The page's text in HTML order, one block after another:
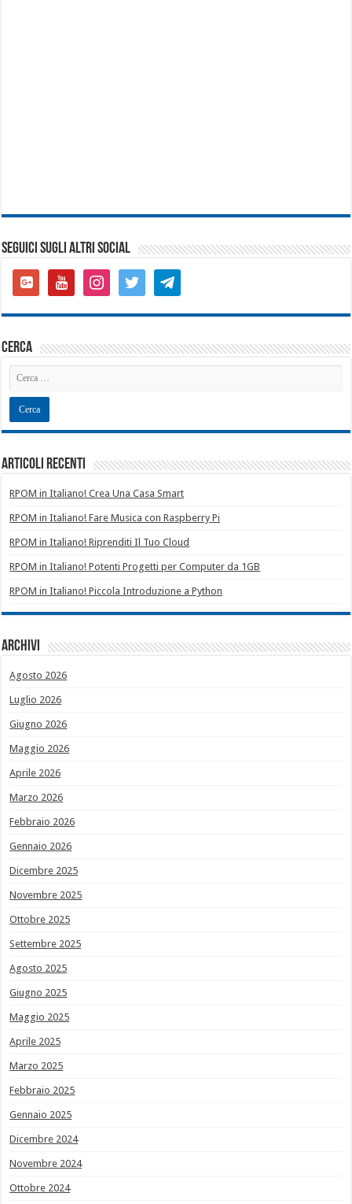
SEGUICI SUGLI ALTRI SOCIAL
google-
plus-
youtubeinstagramtwitter telegram
cerca
Articoli recenti
RPOM in Italiano! Crea Una Casa Smart
RPOM in Italiano! Fare Musica con Raspberry Pi
RPOM in Italiano! Riprenditi Il Tuo Cloud
RPOM in Italiano! Potenti Progetti per Computer da 1GB
RPOM in Italiano! Piccola Introduzione a Python
Archivi
Agosto 2026
Luglio 2026
Giugno 2026
Maggio 2026
Aprile 2026
Marzo 2026
Febbraio 2026
Gennaio 2026
Dicembre 2025
Novembre 2025
Ottobre 2025
Settembre 2025
Agosto 2025
Giugno 2025
Maggio 2025
Aprile 2025
Marzo 2025
Febbraio 2025
Gennaio 2025
Dicembre 2024
Novembre 2024
Ottobre 2024